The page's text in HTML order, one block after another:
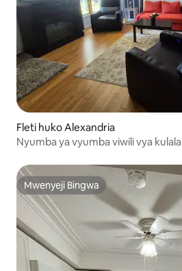
Fleti huko Alexandria
Nyumba ya vyumba viwili vya kulala
Mwenyeji Bingwa
Mwenyeji Bingwa